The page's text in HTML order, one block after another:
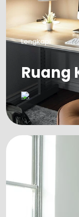
Lengkapi
Ruang